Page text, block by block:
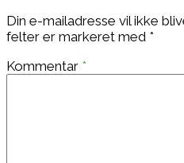
Din e-mailadresse vil ikke
felter er markeret med *
Kommentar *